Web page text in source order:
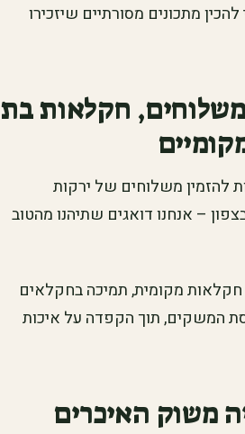
מתכונים מסורתיים שיזכירו
חקלאות בת
להזמין משלוחים של ירקות
– אנחנו דואגים שתיהנו מהטוב
מקומית, תמיכה בחקלאים
המשקים, תוך הקפדה על איכות
משוק האיכרים